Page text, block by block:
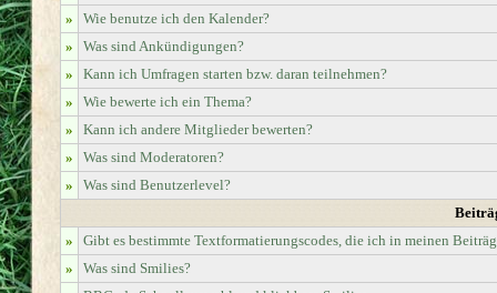
»
Wie benutze ich den Kalender?
»
Was sind Ankündigungen?
»
Kann ich Umfragen starten bzw. daran teilnehmen?
»
Wie bewerte ich ein Thema?
»
Kann ich andere Mitglieder bewerten?
»
Was sind Moderatoren?
»
Was sind Benutzerlevel?
»
Gibt es bestimmte Textformatierungscodes, die ich in meinen
»
Was sind Smilies?